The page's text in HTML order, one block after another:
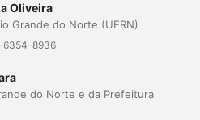
Oliveira
Grande do Norte (UERN)
6354-8936
do Norte e da Prefeitura